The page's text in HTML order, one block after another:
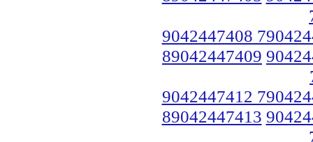
9042447408
89042447409
9042447412
89042447413